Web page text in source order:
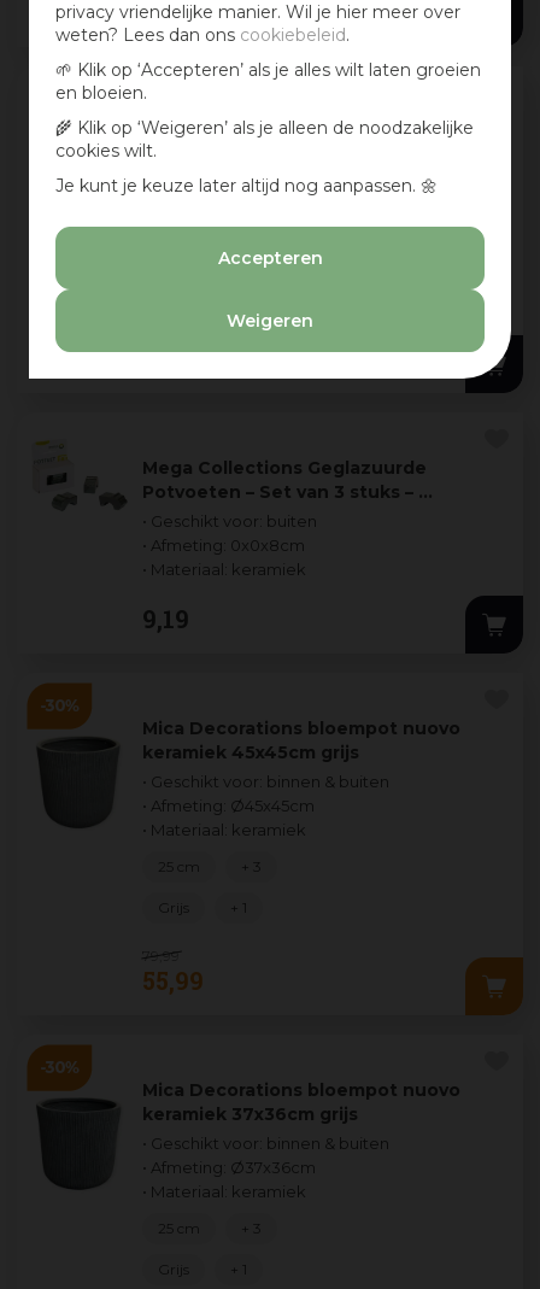
privacy vriendelijke manier. Wil je hier meer over
weten? Lees dan ons cookiebeleid.
🌱 Klik op ‘Accepteren’ als je alles wilt laten groeien
en bloeien.
🌾 Klik op ‘Weigeren’ als je alleen de noodzakelijke
cookies wilt.
Je kunt je keuze later altijd nog aanpassen. 🌼
Accepteren
Weigeren
26,99
Mega Collections Bloempot Basic
Geglazuurd Ø47x39 cm wit
• Geschikt voor: buiten
• Afmeting: Ø47x39cm
• Materiaal: keramiek
77,99
+ 1
Mega Collections Geglazuurde
Potvoeten – Set van 3 stuks – …
• Geschikt voor: buiten
• Afmeting: 0x0x8cm
• Materiaal: keramiek
9,19
Mica Decorations bloempot nuovo
keramiek 45x45cm grijs
• Geschikt voor: binnen & buiten
• Afmeting: Ø45x45cm
• Materiaal: keramiek
79,99
55,99
25 cm + 3
Grijs + 1
Mica Decorations bloempot nuovo
keramiek 37x36cm grijs
• Geschikt voor: binnen & buiten
• Afmeting: Ø37x36cm
• Materiaal: keramiek
25 cm + 3
Grijs + 1